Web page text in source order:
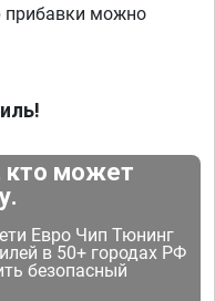
прибавки можно
кто может
Евро Чип Тюнинг
в 50+ городах РФ
безопасный